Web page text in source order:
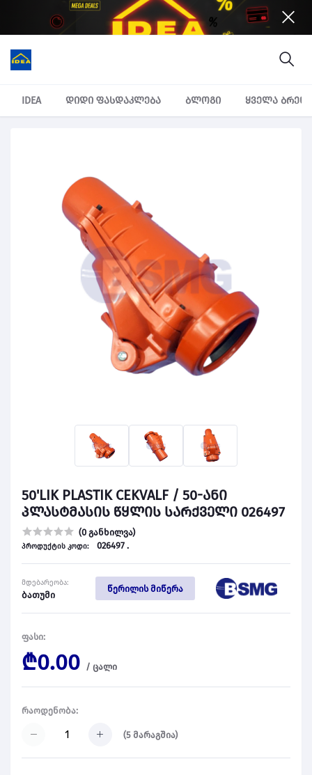
IDEA დიდი ფასდაკლება ბლოგი ყველა
50'LIK PLASTIK CEKVALF / 50-ანი
პლასტმასის წყლის სარქველი 026497
(0 განხილვა)
პროდუქტის კოდი: 026497 .
მდებარეობა:
ბათუმი
წერილის მიწერა
ფასი:
₾0.00 / ცალი
რაოდენობა:
(5 მარაგშია)